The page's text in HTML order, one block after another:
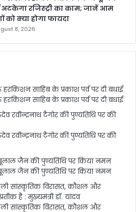
अटकेगा रजिस्ट्री का काम; जानें आम
को क्या होगा फायदा
8, 2026
साहिब के प्रकाश पर्व पर दी बधाई
साहिब के प्रकाश पर्व पर दी बधाई
रवीन्द्रनाथ टैगोर की पुण्यतिथि पर की
रवीन्द्रनाथ टैगोर की पुण्यतिथि पर की
जैन की पुण्यतिथि पर किया नमन
जैन की पुण्यतिथि पर किया नमन
सांस्कृतिक विरासत, कौशल और
है : मुख्यमंत्री डॉ. यादव
सांस्कृतिक विरासत, कौशल और